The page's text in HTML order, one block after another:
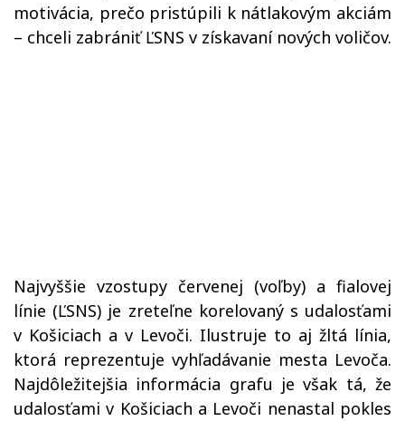
motivácia, prečo pristúpili k nátlakovým akciám
– chceli zabrániť ĽSNS v získavaní nových voličov.
Najvyššie vzostupy červenej (voľby) a fialovej
línie (ĽSNS) je zreteľne korelovaný s udalosťami
v Košiciach a v Levoči. Ilustruje to aj žltá línia,
ktorá reprezentuje vyhľadávanie mesta Levoča.
Najdôležitejšia informácia grafu je však tá, že
udalosťami v Košiciach a Levoči nenastal pokles